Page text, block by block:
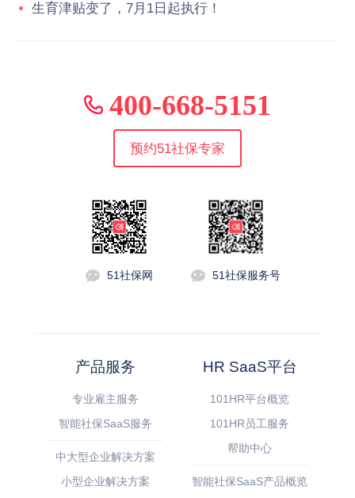
生育津贴变了，7月1日起执行！
400-668-5151
预约51社保专家
51社保网 51社保服务号
产品服务
专业雇主服务
智能社保SaaS服务
中大型企业解决方案
小型企业解决方案
HR SaaS平台
101HR平台概览
101HR员工服务
帮助中心
智能社保SaaS产品概览